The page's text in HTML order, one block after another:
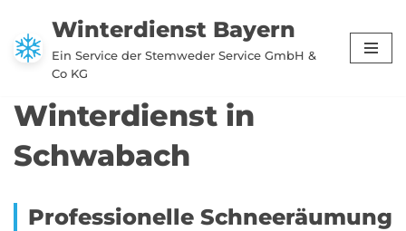
Zum
Inhalt
Winterdienst Bayern
Ein Service der Stemweder Service GmbH &
Co KG
Winterdienst in
Schwabach
Professionelle Schneeräumung